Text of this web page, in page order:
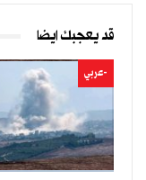
قد يعجبك ايضا
-عربي